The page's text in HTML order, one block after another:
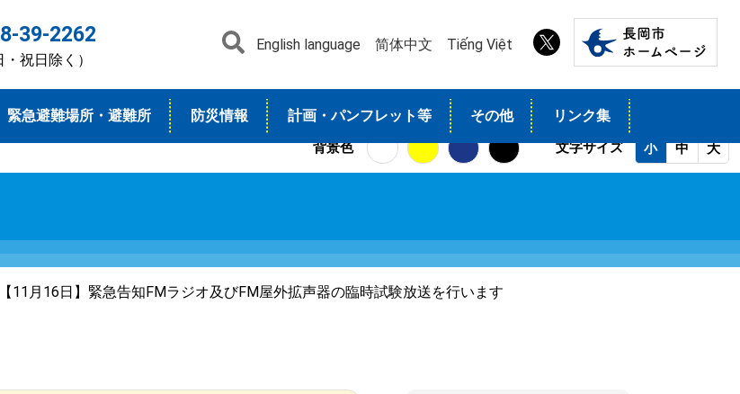
39-2262
祝日除く）
English language 简体中文 Tiếng Việt
緊急避難場所・避難所 防災情報 計画・パンフレット等 その他 リンク集
背景色 文字サイズ 小 中 大
11月16日】緊急告知FMラジオ及びFM屋外拡声器の臨時試験放送を行います